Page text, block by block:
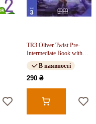
TR3 Oliver Twist Pre-
Intermediate Book with
CD FREE
В наявності
290 ₴